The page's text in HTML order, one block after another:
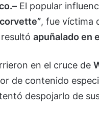
El popular
, fue víctima
apuñalado en
en el cruce de
de contenido
despojarlo de